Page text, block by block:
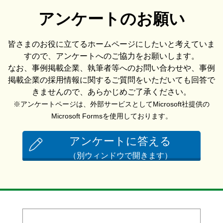
アンケートのお願い
皆さまのお役に立てるホームページにしたいと考えていま
すので、アンケートへのご協力をお願いします。
なお、事例掲載企業、執筆者等へのお問い合わせや、事例
掲載企業の採用情報に関するご質問をいただいても回答で
きませんので、あらかじめご了承ください。
※アンケートページは、外部サービスとしてMicrosoft社提供の
Microsoft Formsを使用しております。
アンケートに答える
（別ウィンドウで開きます）